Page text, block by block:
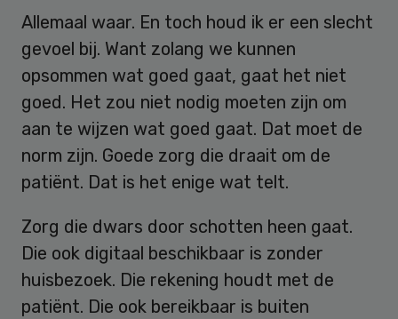
Allemaal waar. En toch houd ik er een slecht
gevoel bij. Want zolang we kunnen
opsommen wat goed gaat, gaat het niet
goed. Het zou niet nodig moeten zijn om
aan te wijzen wat goed gaat. Dat moet de
norm zijn. Goede zorg die draait om de
patiënt. Dat is het enige wat telt.
Zorg die dwars door schotten heen gaat.
Die ook digitaal beschikbaar is zonder
huisbezoek. Die rekening houdt met de
patiënt. Die ook bereikbaar is buiten